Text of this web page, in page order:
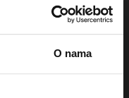
O nama